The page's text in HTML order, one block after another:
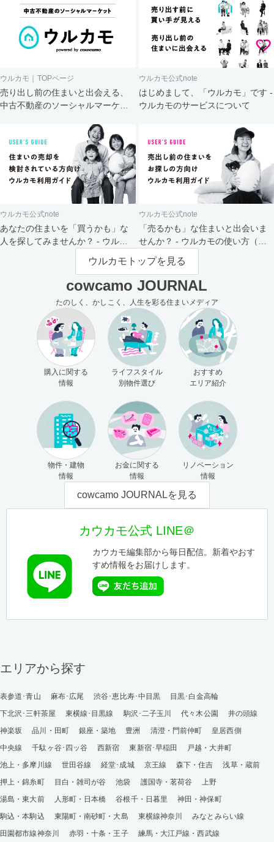
ウルカモ｜TOPページ
売り出し前の住まいと出会える、
中古不動産のソーシャルマーケッ
ウルカモ公式note
はじめまして、「ウルカモ」です -
ウルカモのサービスについて
ウルカモ公式note
あなたの住まいを「買うかも」な
人を探してみませんか？ - ウルカ
ウルカモ公式note
「売るかも」な住まいと出会いま
せんか？ - ウルカモの使い方（買
主さま向け）
ウルカモトップを見る
cowcamo JOURNAL
たのしく、かしこく、人生を彩る住まいメディア
購入に関する
情報
ライフスタイル
別物件選び
おすすめ
エリア紹介
物件・建物
情報
お金に関する
情報
リノベーション
情報
cowcamo JOURNALを見る
カウカモ公式 LINE＠
カウカモ編集部から毎日配信。新着やおす
すめ情報をお届けします。
エリアから探す
表参道･青山 麻布･広尾 渋谷･恵比寿･中目黒
目黒･白金高輪
下北沢･三軒茶屋
東横線･目黒線 駒沢･二子玉川 代々木公園
井の頭線
神楽坂
品川・田町 銀座・築地 豊洲 清澄・門前仲町
皇居西側
中央線
千駄ヶ谷･四ッ谷 西新宿 東新宿･早稲田
戸越・大井町
池上・多摩川線
世田谷線 経堂･成城 京王線 森下・住吉
浅草・蔵前
押上・錦糸町
目白・雑司が谷 池袋 護国寺・茗荷谷
上野
湯島・東大前
人形町・日本橋 谷根千・日暮里
神田・神保町
駒込・本駒込
東陽町・南砂町・大島 東横線神奈川
みなとみらい線
田園都市線神奈川
赤羽・十条・王子
練馬・大江戸線・西武線